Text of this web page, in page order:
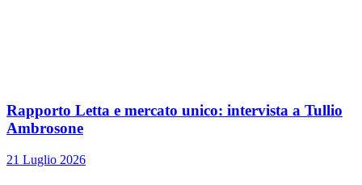
Rapporto Letta e mercato unico: intervista a Tullio
Ambrosone
21 Luglio 2026